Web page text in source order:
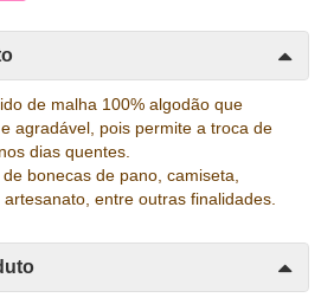
de malha 100% algodão que
agradável, pois permite a troca de
dias quentes.
bonecas de pano, camiseta,
entre outras finalidades.